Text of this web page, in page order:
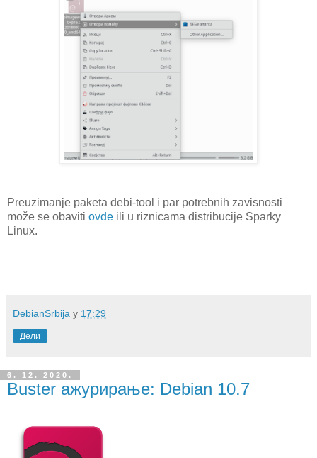
Preuzimanje paketa debi-tool i par potrebnih zavisnosti
može se obaviti ovde ili u riznicama distribucije Sparky
Linux.
DebianSrbija у 17:29
Дели
6. 12. 2020.
Buster ажурирање: Debian 10.7